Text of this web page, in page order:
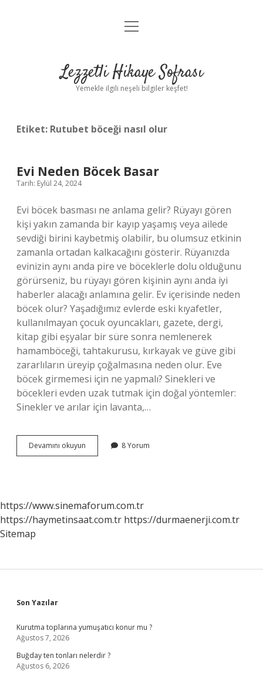
Anasayfa
Yasal Uyarı
menüyü
Lezzetli Hikaye Sofrası
Yemekle ilgili neşeli bilgiler keşfet!
Etiket: Rutubet böceği nasıl olur
Evi Neden Böcek Basar
Tarih: Eylül 24, 2024
Evi böcek basması ne anlama gelir? Rüyayı gören
kişi yakın zamanda bir kayıp yaşamış veya ailede
sevdiği birini kaybetmiş olabilir, bu olumsuz etkinin
zamanla ortadan kalkacağını gösterir. Rüyanızda
evinizin aynı anda pire ve böceklerle dolu olduğunu
görürseniz, bu rüyayı gören kişinin aynı anda iyi
haberler alacağı anlamına gelir. Ev içerisinde neden
böcek olur? Yaşadığımız evlerde eski kıyafetler,
kullanılmayan çocuk oyuncakları, gazete, dergi,
kitap gibi eşyalar bir süre sonra nemlenerek
hamamböceği, tahtakurusu, kırkayak ve güve gibi
zararlıların üreyip çoğalmasına neden olur. Eve
böcek girmemesi için ne yapmalı? Sinekleri ve
böcekleri evden uzak tutmak için doğal yöntemler:
Sinekler ve arılar için lavanta,…
Devamını okuyun
Neden
8 Yorum
https://www.sinemaforum.com.tr
https://haymetinsaat.com.tr https://durmaenerji.com.tr
Sitemap
Sidebar
Son Yazılar
Kurutma toplarına yumuşatıcı konur mu ?
Ağustos 7, 2026
Buğday ten tonları nelerdir ?
Ağustos 6, 2026